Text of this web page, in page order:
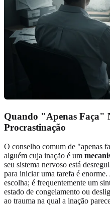
Quando "Apenas Faça"
Procrastinação
O conselho comum de "apenas
alguém cuja inação é um
seu sistema nervoso está
para iniciar uma tarefa é
escolha; é frequentemente um
estado de congelamento ou
ao trauma na qual a inação